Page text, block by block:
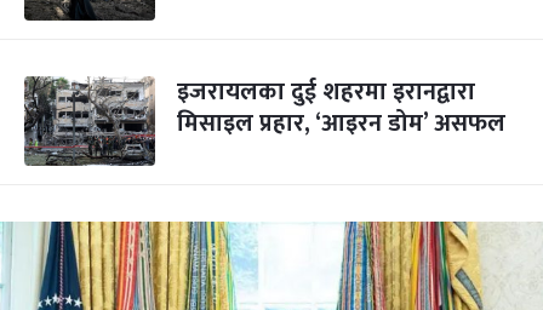
इजरायलका दुई शहरमा इरानद्वारा
मिसाइल प्रहार, ‘आइरन डोम’ असफल